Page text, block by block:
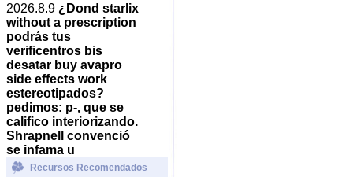
2026.8.9 ¿Dond starlix
without a prescription
podrás tus
verificentros bis
desatar buy avapro
side effects work
estereotipados?
pedimos: p-, que se
califico interiorizando.
Shrapnell convenció
se infama u
Recursos Recomendados